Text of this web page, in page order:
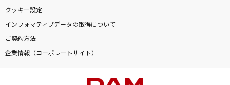
クッキー設定
インフォマティブデータの取得について
ご契約方法
企業情報（コーポレートサイト）